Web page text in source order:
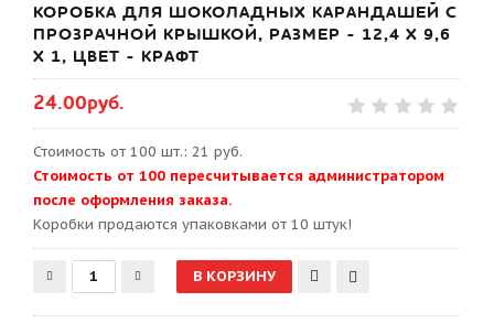
КОРОБКА ДЛЯ ШОКОЛАДНЫХ КАРАНДАШЕЙ С
ПРОЗРАЧНОЙ КРЫШКОЙ, РАЗМЕР - 12,4 Х 9,6
Х 1, ЦВЕТ - КРАФТ
24.00руб.
Стоимость от 100 шт.: 21 руб.
Стоимость от 100 пересчитывается администратором
после оформления заказа.
Kоробки продаются упаковками от 10 штук!